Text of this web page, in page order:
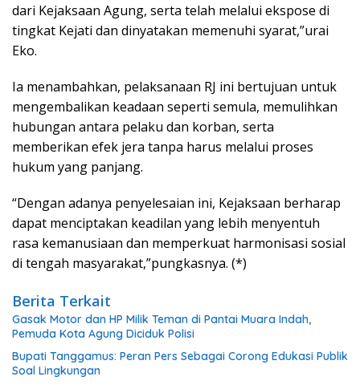
dari Kejaksaan Agung, serta telah melalui ekspose di
tingkat Kejati dan dinyatakan memenuhi syarat,”urai
Eko.
Ia menambahkan, pelaksanaan RJ ini bertujuan untuk
mengembalikan keadaan seperti semula, memulihkan
hubungan antara pelaku dan korban, serta
memberikan efek jera tanpa harus melalui proses
hukum yang panjang.
“Dengan adanya penyelesaian ini, Kejaksaan berharap
dapat menciptakan keadilan yang lebih menyentuh
rasa kemanusiaan dan memperkuat harmonisasi sosial
di tengah masyarakat,”pungkasnya. (*)
Berita Terkait
Gasak Motor dan HP Milik Teman di Pantai Muara Indah,
Pemuda Kota Agung Diciduk Polisi
Bupati Tanggamus: Peran Pers Sebagai Corong Edukasi Publik
Soal Lingkungan